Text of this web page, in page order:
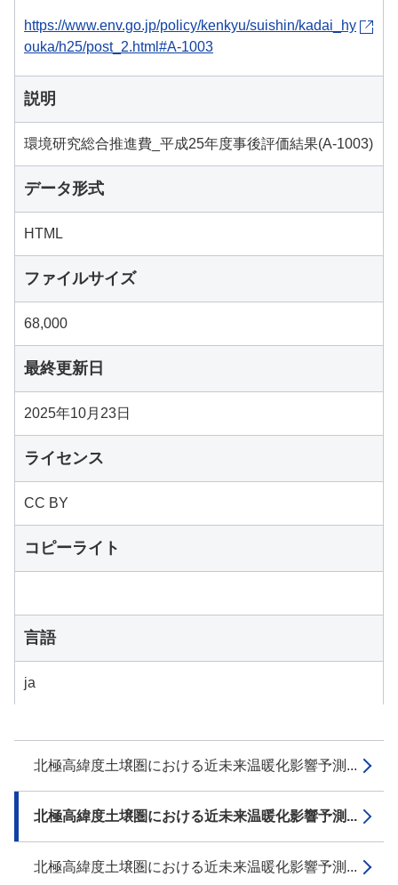
北極高緯度土壌圏における近未来温暖化影響予測...
北極高緯度土壌圏における近未来温暖化影響予測...
北極高緯度土壌圏における近未来温暖化影響予測...
https://www.env.go.jp/policy/kenkyu/suishin/kadai_hy
ouka/h25/post_2.html#A-1003
説明
環境研究総合推進費_平成25年度事後評価結果(A-1003)
データ形式
HTML
ファイルサイズ
68,000
最終更新日
2025年10月23日
ライセンス
CC BY
コピーライト
言語
ja